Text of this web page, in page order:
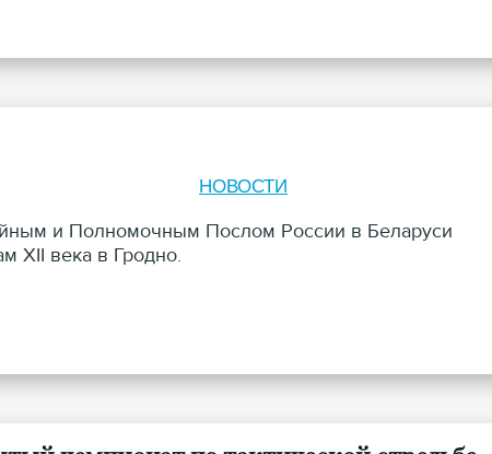
НОВОСТИ
и Полномочным Послом России в Беларуси
XII века в Гродно.